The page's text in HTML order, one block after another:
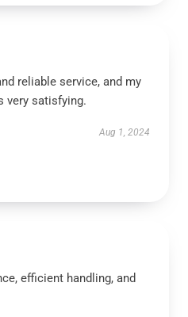
reliable service, and my
very satisfying.
Aug 1, 2024
efficient handling, and